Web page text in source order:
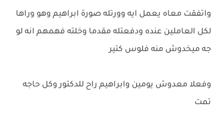
واتفقت معاه يعمل ايه وورتله صورة ابراهيم وهو وراها
لكل العاملين عنده ودفعتله مقدما وخلته فهمهم انه لو
جه ميخدوش منه فلوس كتير
وفعلا معدوش يومين وابراهيم راح للدكتور وكل حاجه
تمت